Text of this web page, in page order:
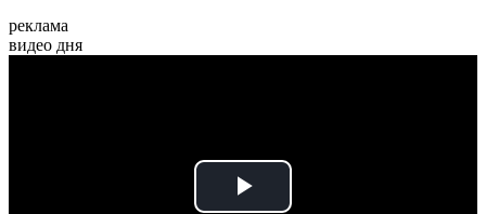
реклама
видео дня